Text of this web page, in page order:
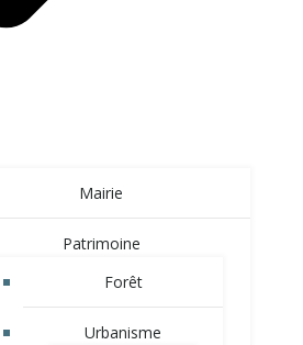
Mairie
Patrimoine
Forêt
Urbanisme